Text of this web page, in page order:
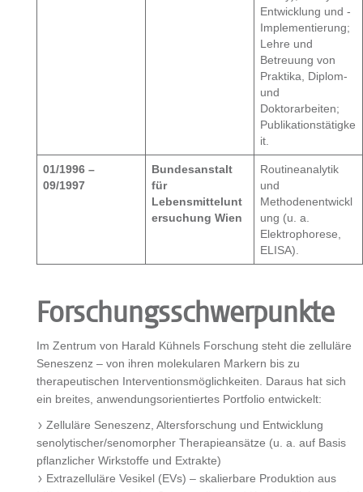
Entwicklung und -
Implementierung;
Lehre und
Betreuung von
Praktika, Diplom-
und
Doktorarbeiten;
Publikationstätigke
it.
01/1996 –
09/1997
Bundesanstalt
für
Lebensmittelunt
ersuchung Wien
Routineanalytik
und
Methodenentwickl
ung (u. a.
Elektrophorese,
ELISA).
Forschungsschwerpunkte
Im Zentrum von Harald Kühnels Forschung steht die zelluläre
Seneszenz – von ihren molekularen Markern bis zu
therapeutischen Interventionsmöglichkeiten. Daraus hat sich
ein breites, anwendungsorientiertes Portfolio entwickelt:
Zelluläre Seneszenz, Altersforschung und Entwicklung
senolytischer/senomorpher Therapieansätze (u. a. auf Basis
pflanzlicher Wirkstoffe und Extrakte)
Extrazelluläre Vesikel (EVs) – skalierbare Produktion aus